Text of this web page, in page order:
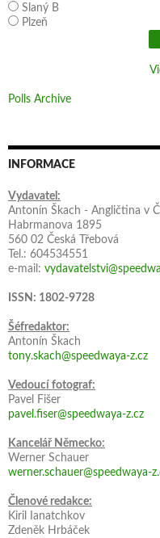
Slaný B
Plzeň
Polls Archive
INFORMACE
Vydavatel:
Antonín Škach - Angličtina v
Habrmanova 1895
560 02 Česká Třebová
Tel.: 604534551
e-mail:
ISSN: 1802-9728
Šéfredaktor:
Antonín Škach
tony.skach@speedwaya-z.cz
Vedoucí fotograf:
Pavel Fišer
pavel.fiser@speedwaya-z.cz
Kancelář Německo:
Werner Schauer
werner.schauer@speedwaya-
Členové redakce:
Kiril Ianatchkov
Zdeněk Hrbáček